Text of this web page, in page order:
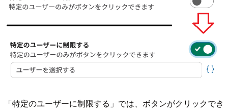
「特定のユーザーに制限する」では、ボタンがクリックでき